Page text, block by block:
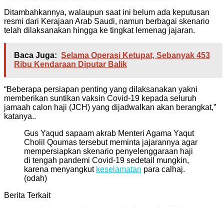
Ditambahkannya, walaupun saat ini belum ada keputusan
resmi dari Kerajaan Arab Saudi, namun berbagai skenario
telah dilaksanakan hingga ke tingkat lemenag jajaran.
Baca Juga: Selama Operasi Ketupat, Sebanyak 453
Ribu Kendaraan Diputar Balik
“Beberapa persiapan penting yang dilaksanakan yakni
memberikan suntikan vaksin Covid-19 kepada seluruh
jamaah calon haji (JCH) yang dijadwalkan akan berangkat,”
katanya..
Gus Yaqud sapaam akrab Menteri Agama Yaqut
Cholil Qoumas tersebut meminta jajarannya agar
mempersiapkan skenario penyelenggaraan haji
di tengah pandemi Covid-19 sedetail mungkin,
karena menyangkut keselamatan para calhaj.
(odah)
Berita Terkait